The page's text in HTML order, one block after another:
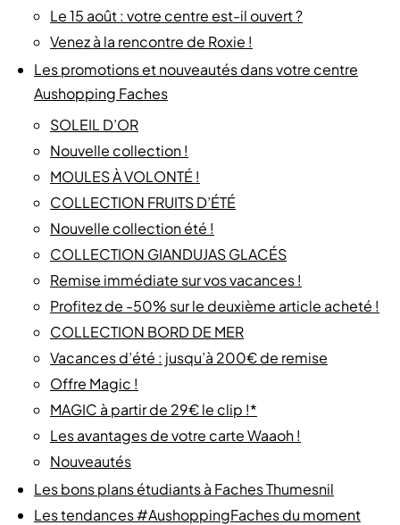
Le 15 août : votre centre est-il ouvert ?
Venez à la rencontre de Roxie !
Les promotions et nouveautés dans votre centre
Aushopping Faches
SOLEIL D’OR
Nouvelle collection !
MOULES À VOLONTÉ !
COLLECTION FRUITS D’ÉTÉ
Nouvelle collection été !
COLLECTION GIANDUJAS GLACÉS
Remise immédiate sur vos vacances !
Profitez de -50% sur le deuxième article acheté !
COLLECTION BORD DE MER
Vacances d’été : jusqu’à 200€ de remise
Offre Magic !
MAGIC à partir de 29€ le clip !*
Les avantages de votre carte Waaoh !
Nouveautés
Les bons plans étudiants à Faches Thumesnil
Les tendances #AushoppingFaches du moment